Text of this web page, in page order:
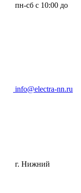
пн-сб с 10:00 до
info@electra-nn.ru
г. Нижний